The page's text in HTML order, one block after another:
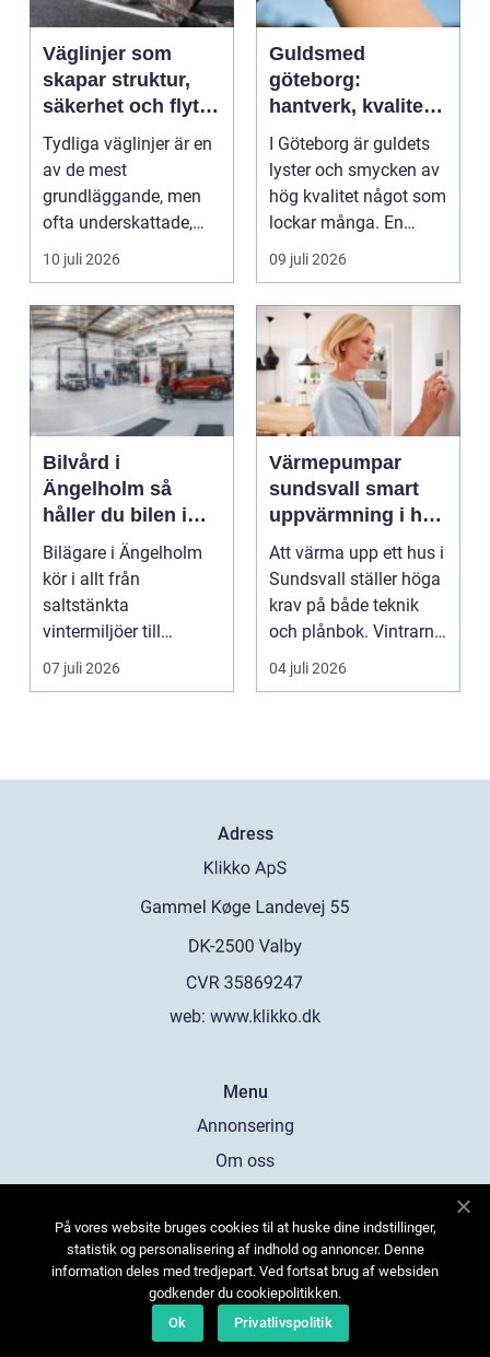
Väglinjer som
skapar struktur,
säkerhet och flyt i
trafiken
Tydliga väglinjer är en
av de mest
grundläggande, men
ofta underskattade,
delarna i trafikmiljön.
De...
10 juli 2026
Guldsmed
göteborg:
hantverk, kvalitet
och personlig
service
I Göteborg är guldets
lyster och smycken av
hög kvalitet något som
lockar många. En
guldsmed i Göteb...
09 juli 2026
Bilvård i
Ängelholm så
håller du bilen i
toppskick året runt
Bilägare i Ängelholm
kör i allt från
saltstänkta
vintermiljöer till
dammiga
sommarvägar. Bilen
07 juli 2026
Värmepumpar
sundsvall smart
uppvärmning i hårt
klimat
Att värma upp ett hus i
Sundsvall ställer höga
krav på både teknik
och plånbok. Vintrarna
är långa, ...
04 juli 2026
Adress
web: www.klikko.dk
Menu
Annonsering
Om oss
Kontakta oss
Sitemap
På vores website bruges cookies til at huske dine indstillinger,
statistik og personalisering af indhold og annoncer. Denne
information deles med tredjepart. Ved fortsat brug af websiden
godkender du cookiepolitikken.
Ok
Privatlivspolitik